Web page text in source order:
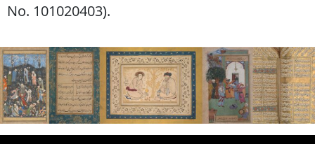
No. 101020403).